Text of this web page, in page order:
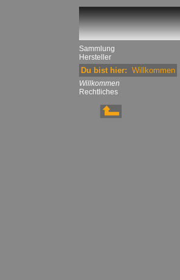
Sammlung
Hersteller
Du bist hier: Willkommen
Willkommen
Rechtliches